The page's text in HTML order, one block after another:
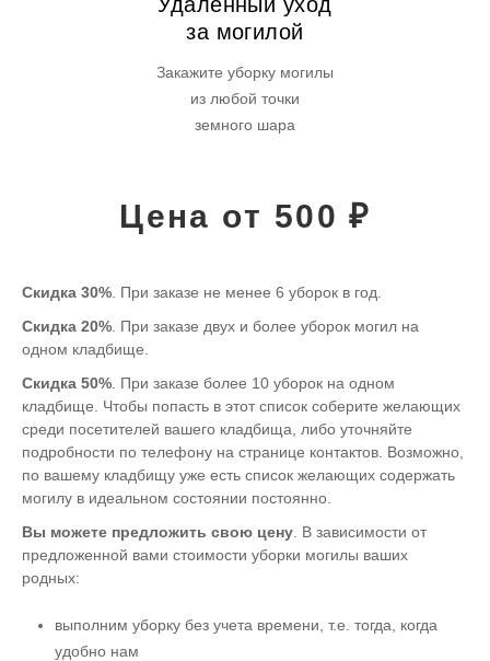
за могилой
Закажите уборку могилы
из любой точки
земного шара
Цена от 500 ₽
Скидка 30% . При заказе не менее 6 уборок в год.
Скидка 20% . При заказе двух и более уборок могил на
одном кладбище.
Скидка 50% . При заказе более 10 уборок на одном
кладбище. Чтобы попасть в этот список соберите желающих
среди посетителей вашего кладбища, либо уточняйте
подробности по телефону на странице контактов. Возможно,
по вашему кладбищу уже есть список желающих содержать
могилу в идеальном состоянии постоянно.
Вы можете предложить свою цену . В зависимости от
предложенной вами стоимости уборки могилы ваших
родных:
выполним уборку без учета времени, т.е. тогда, когда
удобно нам